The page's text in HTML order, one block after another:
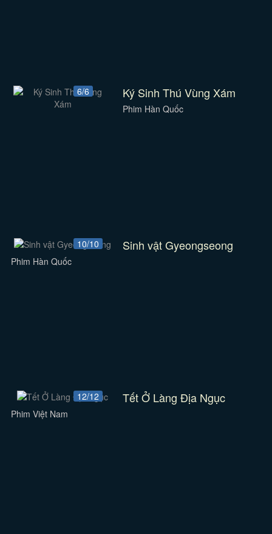
6/6 Ký Sinh Thú Vùng Xám
Phim Hàn Quốc
10/10 Sinh vật Gyeongseong
Phim Hàn Quốc
12/12 Tết Ở Làng Địa Ngục
Phim Việt Nam